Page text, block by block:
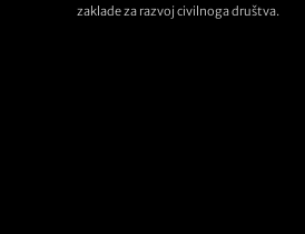
zaklade za razvoj civilnoga društva.